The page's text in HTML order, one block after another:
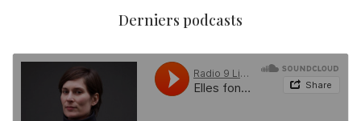
Derniers podcasts